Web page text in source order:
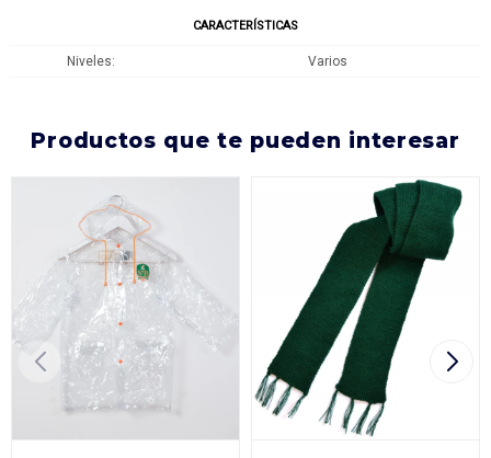
CARACTERÍSTICAS
Niveles Varios
productos que te pueden interesar